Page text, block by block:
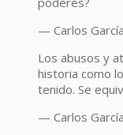
— Carlos
Los abusos y
historia como
tenido. Se
— Carlos